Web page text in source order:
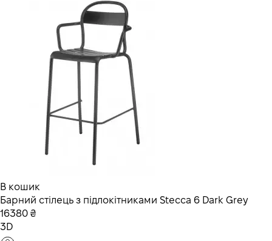
В кошик
Барний стілець з підлокітниками Stecca 6 Dark Grey
16380 ₴
3D